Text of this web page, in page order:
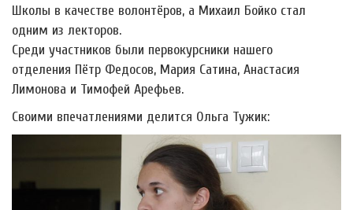
Школы в качестве волонтёров, а Михаил Бойко стал
одним из лекторов.
Среди участников были первокурсники нашего
отделения Пётр Федосов, Мария Сатина, Анастасия
Лимонова и Тимофей Арефьев.
Своими впечатлениями делится Ольга Тужик: